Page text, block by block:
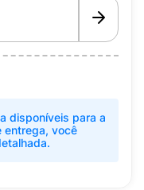
disponíveis para a
entrega, você